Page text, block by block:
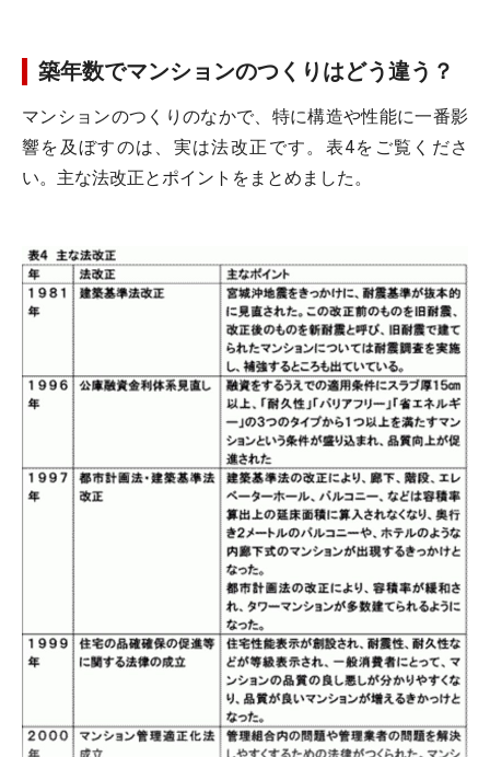
築年数でマンションのつくりはどう違う？
マンションのつくりのなかで、特に構造や性能に一番影
響を及ぼすのは、実は法改正です。表4をご覧くださ
い。主な法改正とポイントをまとめました。